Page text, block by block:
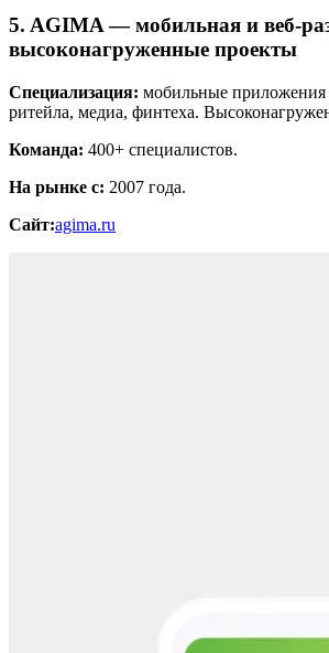
5. AGIMA — мобильная и веб-
высоконагруженные проекты
Специализация: мобильные приложения
ритейла, медиа, финтеха.
Команда: 400+ специалистов.
На рынке с: 2007 года.
Сайт:agima.ru